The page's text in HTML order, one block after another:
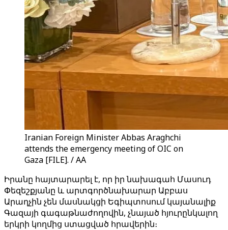
Iranian Foreign Minister Abbas Araghchi
attends the emergency meeting of OIC on
Gaza [FILE]. / AA
Իրանը հայտարարել է, որ իր նախագահ Մասուդ
Փեզեշքյանը և արտգործնախարար Աբբաս
Արաղչին չեն մասնակցի Եգիպտոսում կայանալիք
Գազայի գագաթնաժողովին, չնայած հյուրընկալող
երկրի կողմից ստացված հրավերին։